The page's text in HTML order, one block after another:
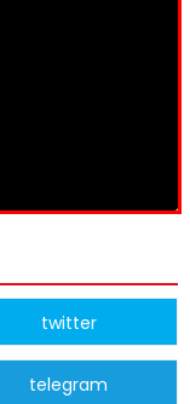
twitter
telegram